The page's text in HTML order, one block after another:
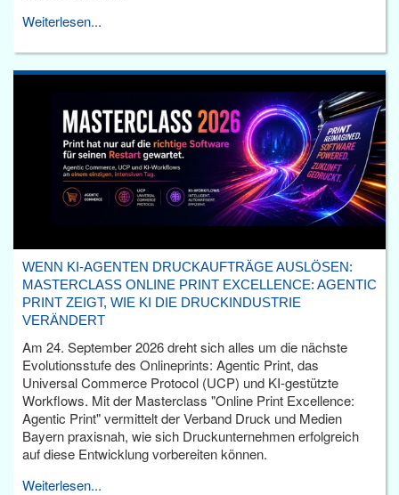
Weiterlesen...
WENN KI-AGENTEN DRUCKAUFTRÄGE AUSLÖSEN:
MASTERCLASS ONLINE PRINT EXCELLENCE: AGENTIC
PRINT ZEIGT, WIE KI DIE DRUCKINDUSTRIE
VERÄNDERT
Am 24. September 2026 dreht sich alles um die nächste
Evolutionsstufe des Onlineprints: Agentic Print, das
Universal Commerce Protocol (UCP) und KI-gestützte
Workflows. Mit der Masterclass "Online Print Excellence:
Agentic Print" vermittelt der Verband Druck und Medien
Bayern praxisnah, wie sich Druckunternehmen erfolgreich
auf diese Entwicklung vorbereiten können.
Weiterlesen...